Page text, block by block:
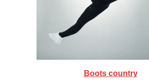
Boots country